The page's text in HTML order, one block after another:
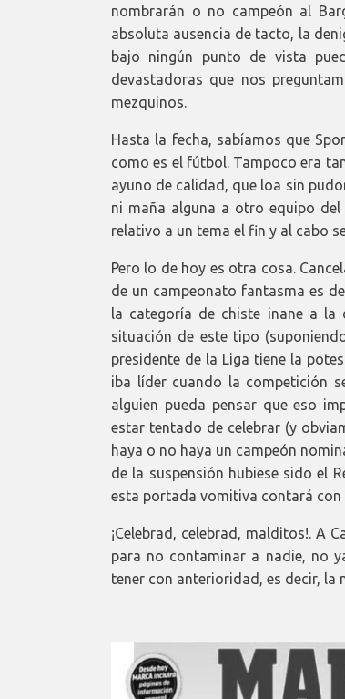
nombrarán o no campeón al
absoluta ausencia de tacto, la
bajo ningún punto de vista
devastadoras que nos
mezquinos.
Hasta la fecha, sabíamos que
como es el fútbol. Tampoco era
ayuno de calidad, que loa sin
ni maña alguna a otro equipo
relativo a un tema el fin y al cabo
Pero lo de hoy es otra cosa.
de un campeonato fantasma es
la categoría de chiste inane a la
situación de este tipo
presidente de la Liga tiene la
iba líder cuando la competición
alguien pueda pensar que eso
estar tentado de celebrar (y
haya o no haya un campeón
de la suspensión hubiese sido el
esta portada vomitiva contará con
¡Celebrad, celebrad, malditos!. A
para no contaminar a nadie, no
tener con anterioridad, es decir,